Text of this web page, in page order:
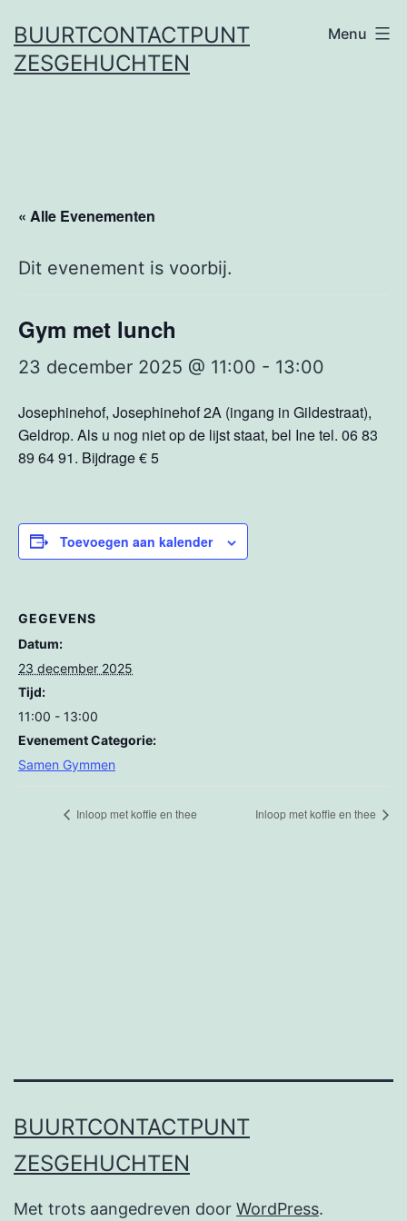
naar
de
BUURTCONTACTPUNT
ZESGEHUCHTEN
Menu
« Alle Evenementen
Dit evenement is voorbij.
Gym met lunch
23 december 2025 @ 11:00 - 13:00
Josephinehof, Josephinehof 2A (ingang in Gildestraat),
Geldrop. Als u nog niet op de lijst staat, bel Ine tel. 06 83
89 64 91. Bijdrage € 5
Toevoegen aan kalender
GEGEVENS
Datum:
23 december 2025
Tijd:
11:00 - 13:00
Evenement Categorie:
Samen Gymmen
Inloop met koffie en thee Inloop met koffie en thee
BUURTCONTACTPUNT
ZESGEHUCHTEN
Met trots aangedreven door WordPress.